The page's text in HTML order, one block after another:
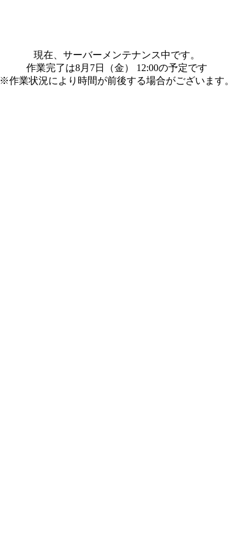
現在、サーバーメンテナンス中です。
作業完了は8月7日（金） 12:00の予定です
※作業状況により時間が前後する場合がございます。